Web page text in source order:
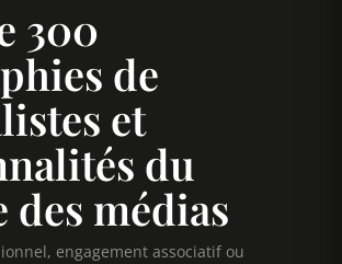
300
de
et
du
des médias
engagement associatif ou